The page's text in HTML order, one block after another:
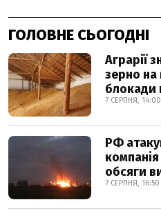
ГОЛОВНЕ СЬОГОДНІ
Аграрії
зерно на
блокади
7 СЕРПНЯ, 14:00
РФ
обсяги
7 СЕРПНЯ, 16:50